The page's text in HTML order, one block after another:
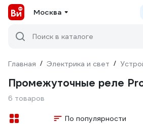
Москва
Поиск в каталоге
Главная / Электрика и свет /
Промежуточные реле
6 товаров
По популярности